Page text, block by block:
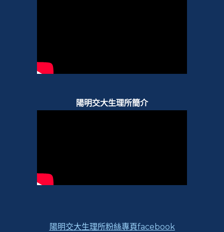
陽明交大生理所簡介
陽明交大生理所粉絲專頁facebook